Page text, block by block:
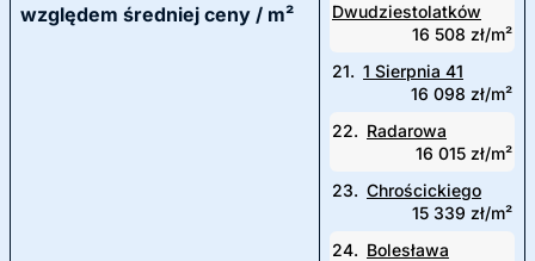
względem średniej ceny / m²
Dwudziestolatków
16 508 zł/m²
21. 1 Sierpnia 41
16 098 zł/m²
22. Radarowa
16 015 zł/m²
23. Chrościckiego
15 339 zł/m²
24. Bolesława